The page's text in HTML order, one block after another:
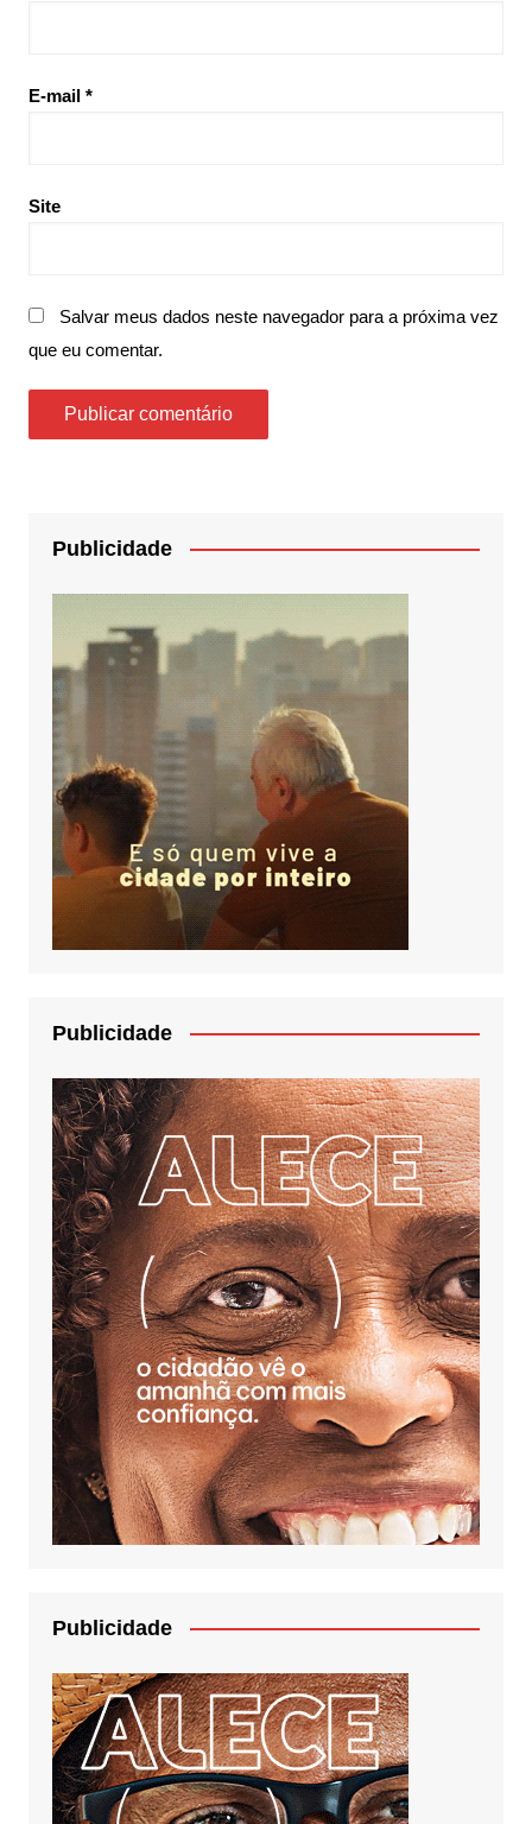
E-mail *
Site
Salvar meus dados neste navegador para a próxima vez
que eu comentar.
Publicidade
Publicidade
Publicidade